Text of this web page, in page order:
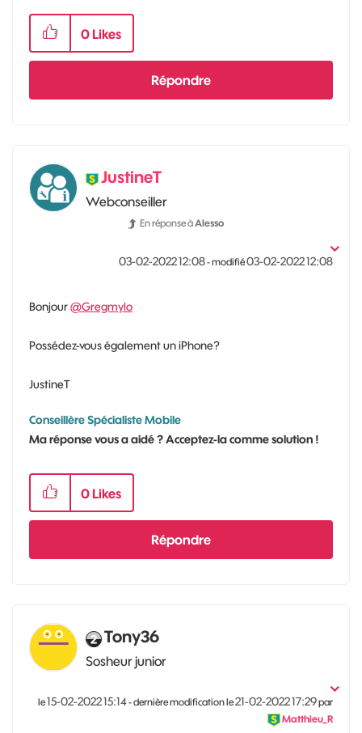
0 Likes
Répondre
JustineT
Webconseiller
En réponse àAlesso
‎03-02-202212:08- modifié‎03-02-202212:08
Bonjour@Gregmylo
Possédez-vous également un iPhone?
JustineT
Conseillère Spécialiste Mobile
Ma réponse vous a aidé ? Acceptez-la comme solution !
0 Likes
Répondre
Tony36
Sosheur junior
le‎15-02-202215:14- dernière modification le‎21-02-202217:29par
Matthieu_R